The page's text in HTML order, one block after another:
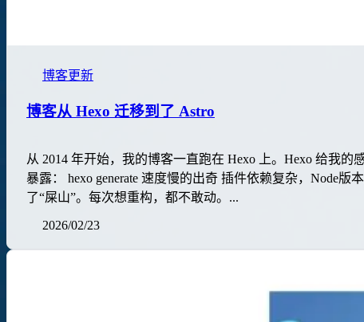
博客更新
博客从 Hexo 迁移到了 Astro
从 2014 年开始，我的博客一直跑在 Hexo 上。Hexo 给我
暴露： hexo generate 速度慢的出奇 插件依赖复杂，Node
了“屎山”。每次想重构，都不敢动。...
2026/02/23